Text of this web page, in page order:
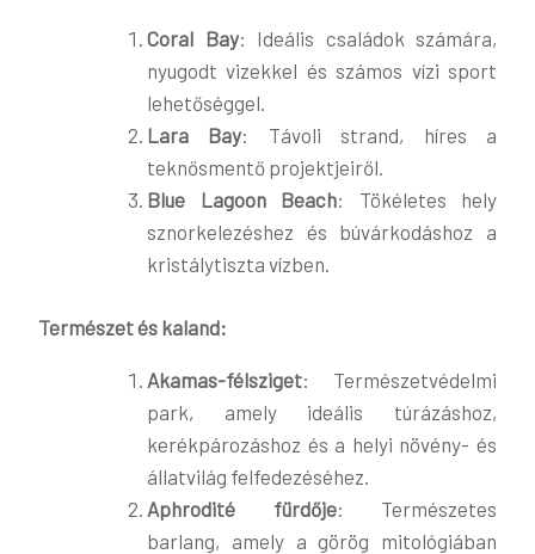
Coral Bay: Ideális családok számára,
nyugodt vizekkel és számos vízi sport
lehetőséggel​​.
Lara Bay: Távoli strand, híres a
teknősmentő projektjeiről​.
Blue Lagoon Beach: Tökéletes hely
sznorkelezéshez és búvárkodáshoz a
kristálytiszta vízben​​.
Természet és kaland:
Akamas-félsziget: Természetvédelmi
park, amely ideális túrázáshoz,
kerékpározáshoz és a helyi növény- és
állatvilág felfedezéséhez​.
Aphrodité fürdője: Természetes
barlang, amely a görög mitológiában